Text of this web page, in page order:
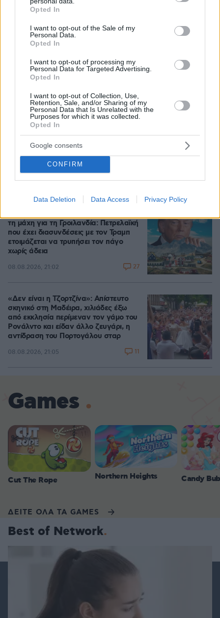
grant or deny consent to Google and its third-party tags to
use your data for below specified purposes in below Google
consent section.
Opted In
I want to opt-out of the Sale of my
Personal Data.
Opted In
I want to opt-out of processing my
Personal Data for Targeted Advertising.
Opted In
I want to opt-out of Collection, Use,
Retention, Sale, and/or Sharing of my
Personal Data that Is Unrelated with the
Purposes for which it was collected.
Opted In
Google consents
CONFIRM
Data Deletion Data Access Privacy Policy
08.08.2026, 21:22
Αντόνιο Μπαντέρας: Ήξερα ότι δεν θα
Χόλιγουντ, δεν ήταν γραφτό να
βρίσκομαι εκεί, αλλά στην πατρίδα
08.08.2026, 15:02 4
Οι «Πράσινες Μπότες»: 30 χρόνια
μετά, το Έβερεστ μπορεί να δώσει
πίσω έναν από τους νεκρούς του
08.08.2026, 21:49
τη μάχη για τη Γροιλανδία: Πετρελαϊκή
που έχει διασυνδέσεις με τον Τραμπ
ετοιμάζεται να τρυπήσει τον πάγο
χωρίς άδεια
08.08.2026, 21:02 27
«Δεν είναι η Τζορτζίνα»: Απίστευτο
σκηνικό στη Μαδέιρα, χιλιάδες έξω
από εκκλησία περίμεναν τον γάμο του
Ρονάλντο και είδαν άλλο ζευγάρι, η
αντίδραση του Πορτογάλου σταρ
08.08.2026, 21:05 11
Games
Cut The Rope Northern Heights Candy
ΔΕΙΤΕ ΟΛΑ ΤΑ GAMES
Best of Network